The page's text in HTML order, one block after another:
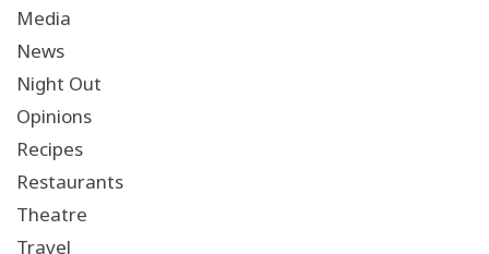
Media
News
Night Out
Opinions
Recipes
Restaurants
Theatre
Travel